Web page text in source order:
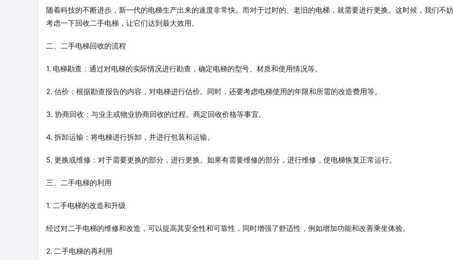
随着科技的不断进步，新一代的电梯生产出来的速度非常快。而对于过时的、老旧的电梯，就需要进行更换。这时候，我们不妨
考虑一下回收二手电梯，让它们达到最大效用。
二、二手电梯回收的流程
1. 电梯勘查：通过对电梯的实际情况进行勘查，确定电梯的型号、材质和使用情况等。
2. 估价：根据勘查报告的内容，对电梯进行估价。同时，还要考虑电梯使用的年限和所需的改造费用等。
3. 协商回收：与业主或物业协商回收的过程。商定回收价格等事宜。
4. 拆卸运输：将电梯进行拆卸，并进行包装和运输。
5. 更换或维修：对于需要更换的部分，进行更换。如果有需要维修的部分，进行维修，使电梯恢复正常运行。
三、二手电梯的利用
1. 二手电梯的改造和升级
经过对二手电梯的维修和改造，可以提高其安全性和可靠性，同时增强了舒适性，例如增加功能和改善乘坐体验。
2. 二手电梯的再利用